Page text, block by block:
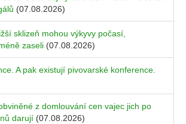
(07.08.2026)
sklizeň mohou výkyvy počasí,
zaseli (07.08.2026)
A pak existují pivovarské konference.
z domlouvání cen vajec jich po
darují (07.08.2026)